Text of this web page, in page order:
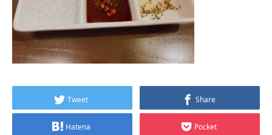
Tweet Share
Hatena Pocket